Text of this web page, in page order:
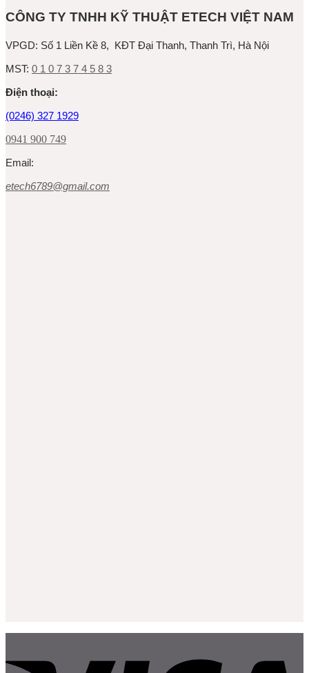
CÔNG TY TNHH KỸ THUẬT ETECH VIỆT NAM
VPGD: Số 1 Liền Kề 8, KĐT Đại Thanh, Thanh Trì, Hà Nội
MST: 0 1 0 7 3 7 4 5 8 3
Ðiện thoại:
(0246) 327 1929
0941 900 749
Email:
etech6789@gmail.com